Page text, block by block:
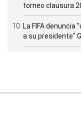
torneo clausura
La FIFA
a su presidente"